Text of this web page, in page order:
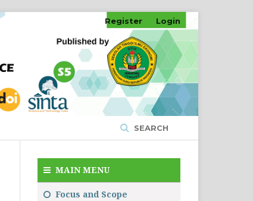
SEARCH
Register Login
MAIN MENU
Focus and Scope